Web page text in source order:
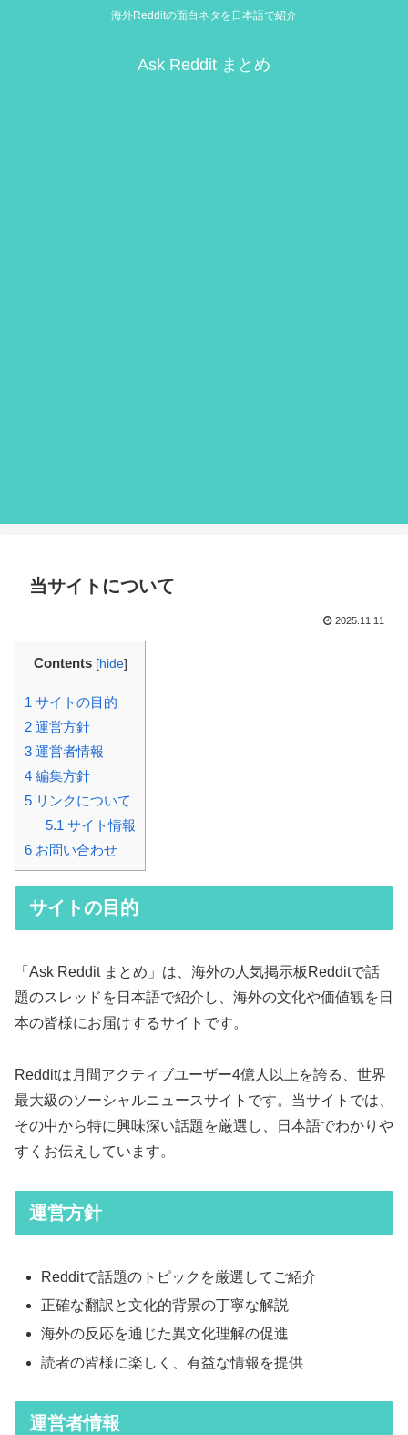
海外Redditの面白ネタを日本語で紹介
Ask Reddit まとめ
当サイトについて
2025.11.11
Contents [hide]
1 サイトの目的
2 運営方針
3 運営者情報
4 編集方針
5 リンクについて
5.1 サイト情報
6 お問い合わせ
サイトの目的
「Ask Reddit まとめ」は、海外の人気掲示板Redditで話
題のスレッドを日本語で紹介し、海外の文化や価値観を日
本の皆様にお届けするサイトです。
Redditは月間アクティブユーザー4億人以上を誇る、世界
最大級のソーシャルニュースサイトです。当サイトでは、
その中から特に興味深い話題を厳選し、日本語でわかりや
すくお伝えしています。
運営方針
Redditで話題のトピックを厳選してご紹介
正確な翻訳と文化的背景の丁寧な解説
海外の反応を通じた異文化理解の促進
読者の皆様に楽しく、有益な情報を提供
運営者情報